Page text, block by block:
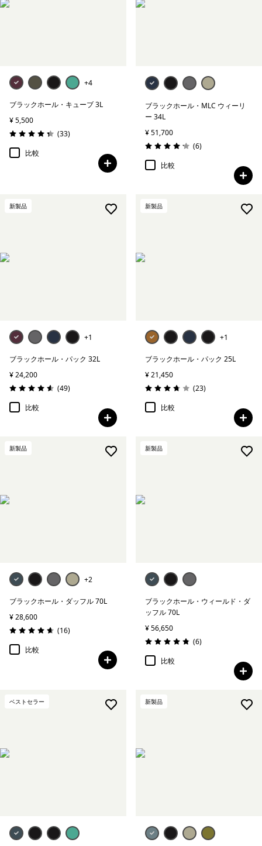
+4
ブラックホール・キューブ 3L
¥ 5,500
評価: 4.4 / 5
(33レビュー
)
比較
ブラックホール・MLC ウィーリ
ー 34L
¥ 51,700
評価: 4.2 / 5
(6レビュー
)
比較
新製品
+1
ブラックホール・パック 32L
¥ 24,200
評価: 4.6 / 5
(49レビュー
)
比較
新製品
+1
ブラックホール・パック 25L
¥ 21,450
評価: 3.8 / 5
(23レビュー
)
比較
新製品
+2
ブラックホール・ダッフル 70L
¥ 28,600
評価: 4.7 / 5
(16レビュー
)
比較
新製品
ブラックホール・ウィールド・ダ
ッフル 70L
¥ 56,650
評価: 4.8 / 5
(6レビュー
)
比較
ベストセラー 新製品